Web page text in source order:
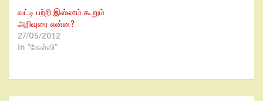
வட்டி பற்றி இஸ்லாம் கூறும்
அறிவுரை என்ன?
27/05/2012
In "கேள்வி"